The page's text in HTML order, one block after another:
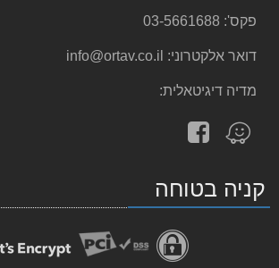
פקס': 03-5661688
דואר אלקטרוני: info@ortav.co.il
מדיה דיגיטאלית:
מצא
אותנו
Waze
facebookקניה בטוחה